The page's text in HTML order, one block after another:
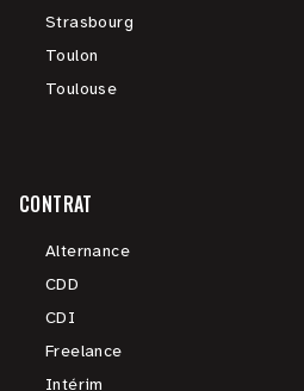
Strasbourg
Toulon
Toulouse
CONTRAT
Alternance
CDD
CDI
Freelance
Intérim